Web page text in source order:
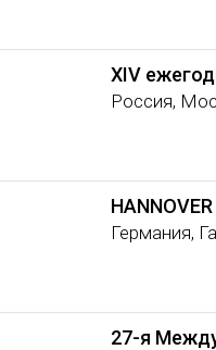
XIV
Россия,
Германия,
27-я